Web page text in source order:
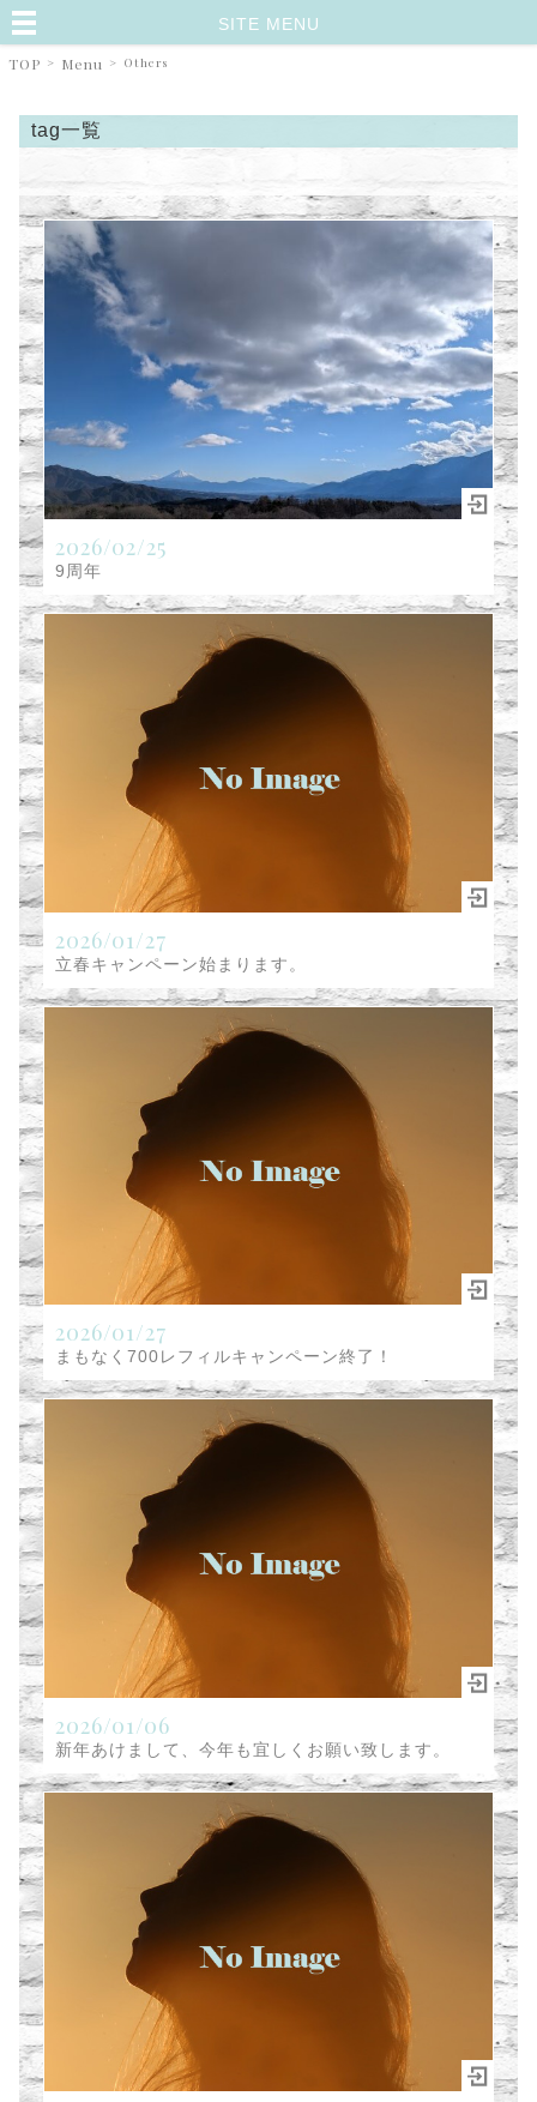
SITE MENU
TOP > Menu > Others
tag一覧
2026/02/25
9周年
2026/01/27
立春キャンペーン始まります。
2026/01/27
まもなく700レフィルキャンペーン終了！
2026/01/06
新年あけまして、今年も宜しくお願い致します。